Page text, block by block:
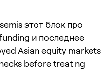
этот блок про
и последнее
Asian equity markets
before treating